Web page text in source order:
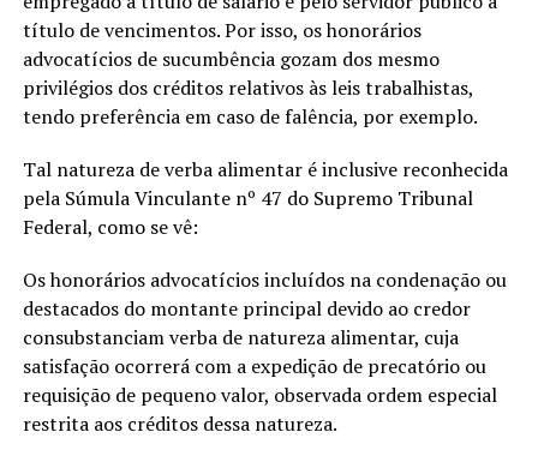
título de vencimentos. Por isso, os honorários
advocatícios de sucumbência gozam dos mesmo
privilégios dos créditos relativos às leis trabalhistas,
tendo preferência em caso de falência, por exemplo.
Tal natureza de verba alimentar é inclusive reconhecida
pela Súmula Vinculante nº 47 do Supremo Tribunal
Federal, como se vê:
Os honorários advocatícios incluídos na condenação ou
destacados do montante principal devido ao credor
consubstanciam verba de natureza alimentar, cuja
satisfação ocorrerá com a expedição de precatório ou
requisição de pequeno valor, observada ordem especial
restrita aos créditos dessa natureza.